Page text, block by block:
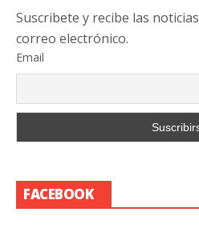
Suscribete y recibe las
correo electrónico.
Email
FACEBOOK